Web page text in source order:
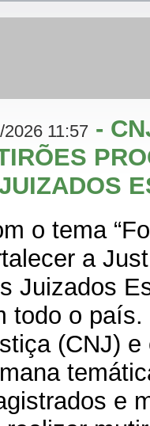
2026 11:57 -
o tema
a
Juizados
todo o país.
(CNJ) e
e